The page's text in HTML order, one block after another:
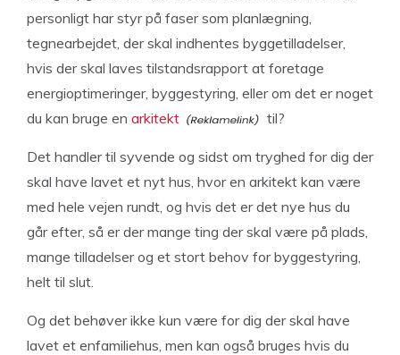
personligt har styr på faser som planlægning,
tegnearbejdet, der skal indhentes byggetilladelser,
hvis der skal laves tilstandsrapport at foretage
energioptimeringer, byggestyring, eller om det er noget
du kan bruge en arkitekt til?
Det handler til syvende og sidst om tryghed for dig der
skal have lavet et nyt hus, hvor en arkitekt kan være
med hele vejen rundt, og hvis det er det nye hus du
går efter, så er der mange ting der skal være på plads,
mange tilladelser og et stort behov for byggestyring,
helt til slut.
Og det behøver ikke kun være for dig der skal have
lavet et enfamiliehus, men kan også bruges hvis du